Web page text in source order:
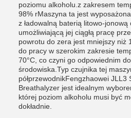
poziomu alkoholu.z zakresem
98% rMaszyna ta jest
z ładowalną baterią litowo-jonową
umożliwiającą jej ciągłą pracę
powrotu do zera jest mniejszy niż
do pracy w szerokim zakresie
70°C, co czyni go odpowiednim
środowiska.Typ czujnika tej
półprzewodnikFengzhaowei JLL3
Breathalyzer jest idealnym
której poziom alkoholu musi być
dokładnie.